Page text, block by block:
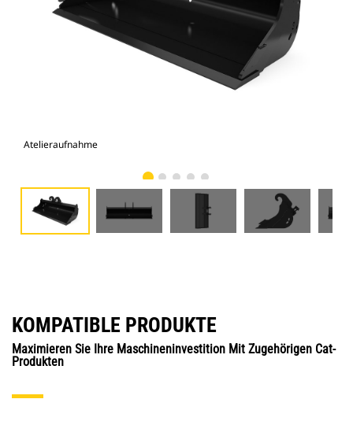
Atelieraufnahme
KOMPATIBLE PRODUKTE
Maximieren Sie Ihre Maschineninvestition Mit Zugehörigen Cat-
Produkten